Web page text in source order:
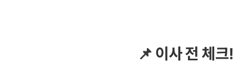
📌 이사 전 체크!